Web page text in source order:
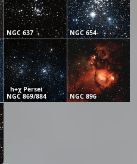
NGC 637 NGC 654
h+χ Persei
NGC 869/884
NGC 896